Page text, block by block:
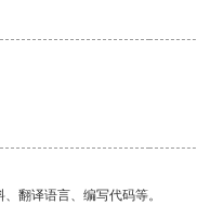
翻译语言、编写代码等。